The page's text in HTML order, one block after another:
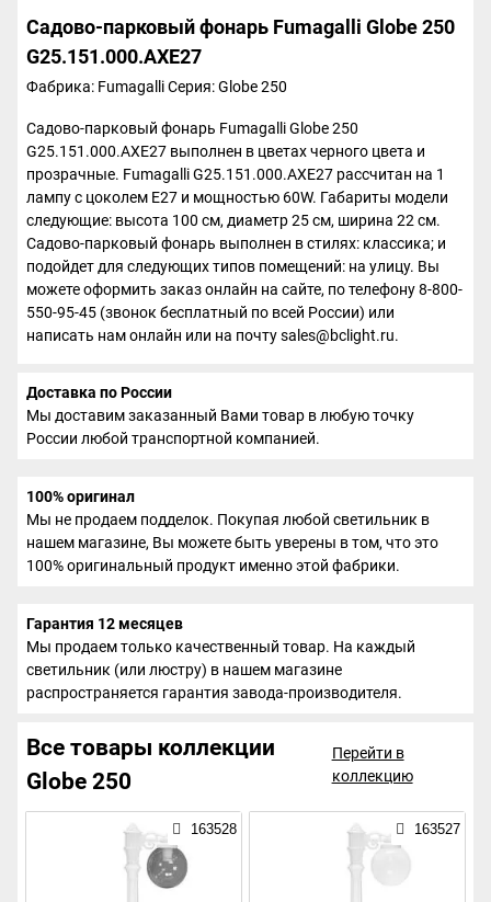
Садово-парковый фонарь Fumagalli Globe 250
G25.151.000.AXE27
Фабрика: FumagalliСерия: Globe 250
Садово-парковый фонарь Fumagalli Globe 250
G25.151.000.AXE27 выполнен в цветах черного цвета и
прозрачные. Fumagalli G25.151.000.AXE27 рассчитан на 1
лампу с цоколем E27 и мощностью 60W. Габариты модели
следующие: высота 100 см, диаметр 25 см, ширина 22 см.
Садово-парковый фонарь выполнен в стилях: классика; и
подойдет для следующих типов помещений: на улицу. Вы
можете оформить заказ онлайн на сайте, по телефону 8-800-
550-95-45 (звонок бесплатный по всей России) или
написать нам онлайн или на почту sales@bclight.ru.
Доставка по России
Мы доставим заказанный Вами товар в любую точку
России любой транспортной компанией.
100% оригинал
Мы не продаем подделок. Покупая любой светильник в
нашем магазине, Вы можете быть уверены в том, что это
100% оригинальный продукт именно этой фабрики.
Гарантия 12 месяцев
Мы продаем только качественный товар. На каждый
светильник (или люстру) в нашем магазине
распространяется гарантия завода-производителя.
Все товары коллекции
Globe 250
Перейти в
коллекцию
163528 163527